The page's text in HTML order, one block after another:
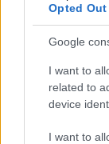
Opted Out
Google
I want to
related to
device
I want to
Olvastad